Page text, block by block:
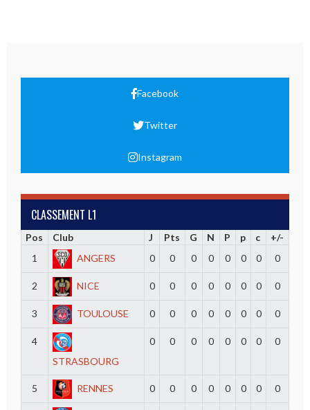
Facebook
Twitter
Instagram
CLASSEMENT L1
Pos Club J Pts G N P p c
+/-
1
ANGERS 0 0 0 0 0 0 0 0
2 NICE 0 0 0 0 0 0 0 0
3 TOULOUSE 0 0 0 0 0 0 0 0
4
STRASBOURG
0 0 0 0 0 0 0 0
5 RENNES 0 0 0 0 0 0 0 0